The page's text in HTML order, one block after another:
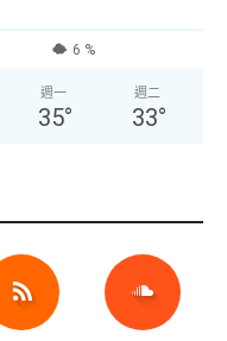
6 %
週一
35°
週二
33°